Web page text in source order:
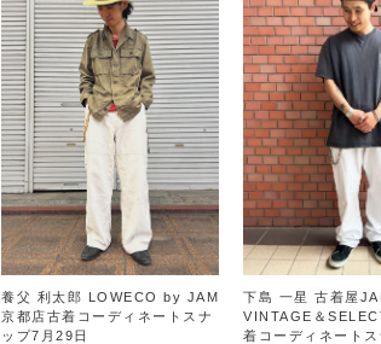
養父 利太郎 LOWECO by JAM
京都店古着コーディネートスナ
ップ7月29日
下島 一星 古着屋
VINTAGE＆
着コーディネートス